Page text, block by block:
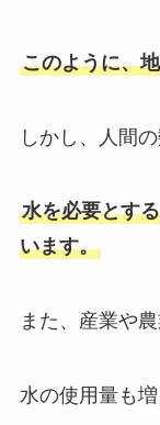
このように、
しかし、人間
水を必要とす
います。
また、産業や
水の使用量も増